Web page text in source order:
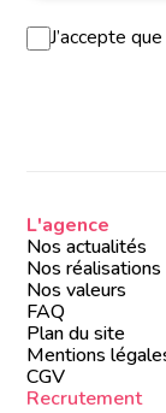
J’accepte
L'agence
Nos actualités
Nos réalisations
Nos valeurs
FAQ
Plan du site
Mentions
CGV
Recrutement